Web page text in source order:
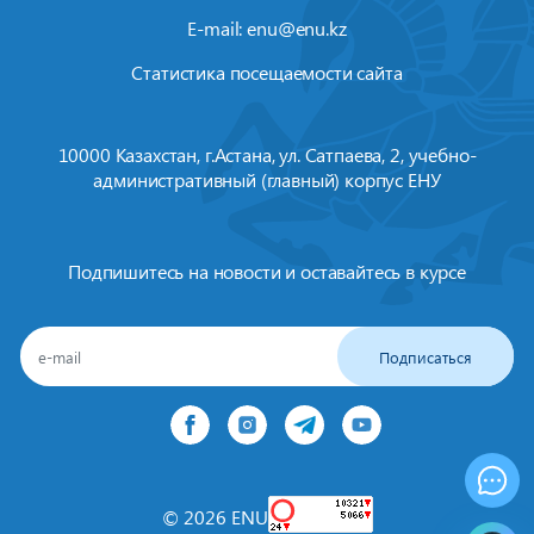
E-mail:enu@enu.kz
Статистика посещаемости сайта
10000 Казахстан, г.Астана, ул. Сатпаева, 2, учебно-
административный (главный) корпус ЕНУ
Подпишитесь на новости и оставайтесь в курсе
Подписаться
© 2026 ENU